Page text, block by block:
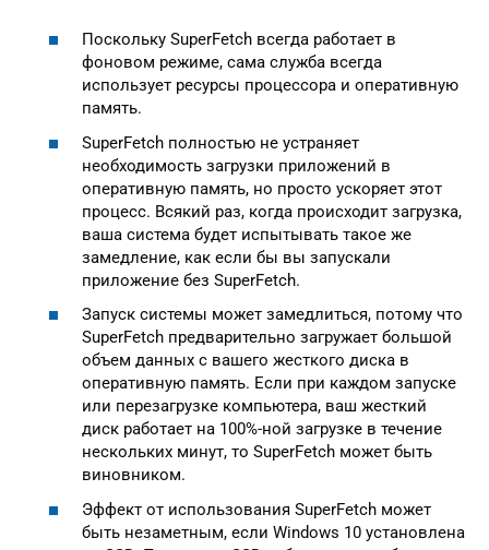
Поскольку SuperFetch всегда работает в
фоновом режиме, сама служба всегда
использует ресурсы процессора и оперативную
память.
SuperFetch полностью не устраняет
необходимость загрузки приложений в
оперативную память, но просто ускоряет этот
процесс. Всякий раз, когда происходит загрузка,
ваша система будет испытывать такое же
замедление, как если бы вы запускали
приложение без SuperFetch.
Запуск системы может замедлиться, потому что
SuperFetch предварительно загружает большой
объем данных с вашего жесткого диска в
оперативную память. Если при каждом запуске
или перезагрузке компьютера, ваш жесткий
диск работает на 100%-ной загрузке в течение
нескольких минут, то SuperFetch может быть
виновником.
Эффект от использования SuperFetch может
быть незаметным, если Windows 10 установлена